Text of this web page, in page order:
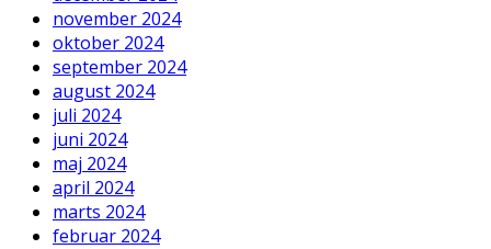
november 2024
oktober 2024
september 2024
august 2024
juli 2024
juni 2024
maj 2024
april 2024
marts 2024
februar 2024